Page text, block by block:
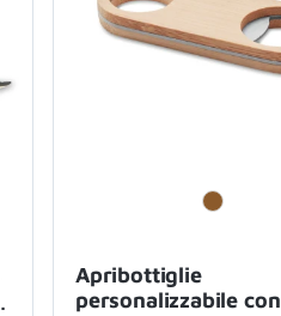
Apribottiglie
personalizzabile con